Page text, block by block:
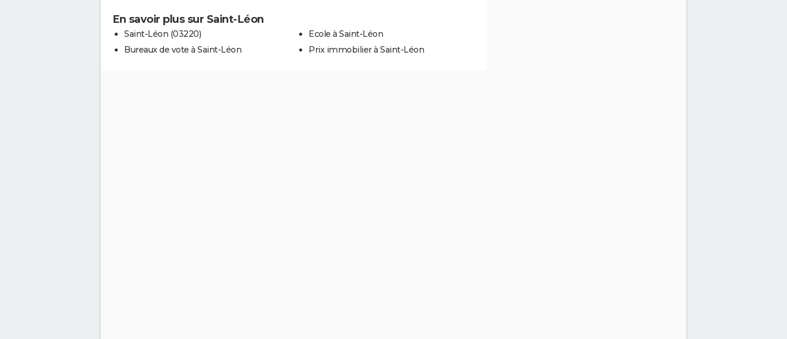
En savoir plus sur Saint-Léon
Saint-Léon (03220)
Bureaux de vote à Saint-Léon
Ecole à Saint-Léon
Prix immobilier à Saint-Léon